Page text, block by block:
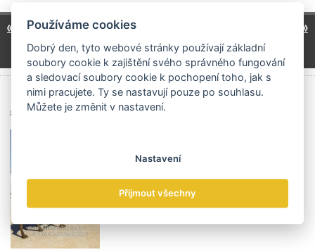
« předchozí 1 … 3 4
11
… 22 … 32 … 42
další »
Archiv čísel
Používáme cookies
Dobrý den, tyto webové stránky používají základní
soubory cookie k zajištění svého správného fungování
a sledovací soubory cookie k pochopení toho, jak s
nimi pracujete. Ty se nastavují pouze po souhlasu.
Můžete je změnit v nastavení.
Nastavení
Přijmout všechny